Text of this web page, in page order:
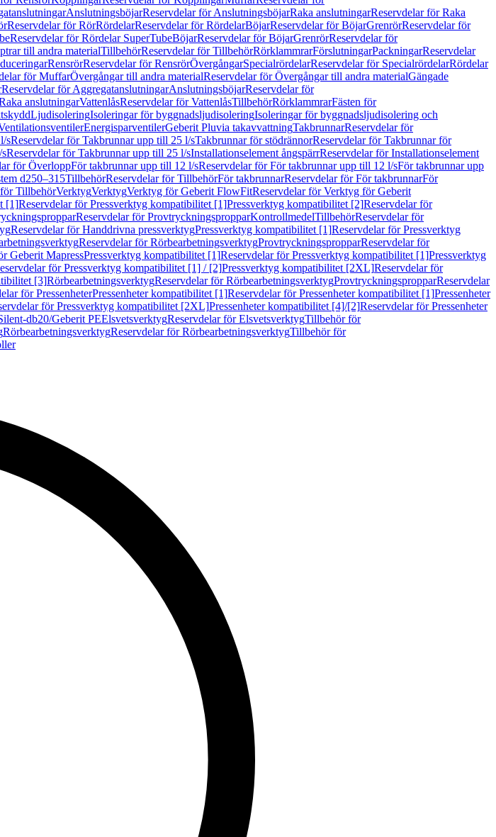
AnslutningsböjarReservdelar för AnslutningsböjarRaka anslutningarReservdelar för Raka
Reservdelar för RörRördelarReservdelar för RördelarBöjarReservdelar för BöjarGrenrörReservdelar för
Reservdelar för Rördelar SuperTubeBöjarReservdelar för BöjarGrenrörReservdelar för
till andra materialTillbehörReservdelar för TillbehörRörklammrarFörslutningarPackningarReservdelar
RensrörReservdelar för RensrörÖvergångarSpecialrördelarReservdelar för SpecialrördelarRördelar
för MuffarÖvergångar till andra materialReservdelar för Övergångar till andra materialGängade
Reservdelar för AggregatanslutningarAnslutningsböjarReservdelar för
anslutningarVattenlåsReservdelar för VattenlåsTillbehörRörklammrarFästen för
LjudisoleringIsoleringar för byggnadsljudisoleringIsoleringar för byggnadsljudisolering och
EnergisparventilerGeberit Pluvia takavvattningTakbrunnarReservdelar för
sReservdelar för Takbrunnar upp till 25 l/sTakbrunnar för stödrännorReservdelar för Takbrunnar för
Reservdelar för Takbrunnar upp till 25 l/sInstallationselement ångspärrReservdelar för Installationselement
för ÖverloppFör takbrunnar upp till 12 l/sReservdelar för För takbrunnar upp till 12 l/sFör takbrunnar upp
d250–315TillbehörReservdelar för TillbehörFör takbrunnarReservdelar för För takbrunnarFör
TillbehörVerktygVerktygVerktyg för Geberit FlowFitReservdelar för Verktyg för Geberit
[1]Reservdelar för Pressverktyg kompatibilitet [1]Pressverktyg kompatibilitet [2]Reservdelar för
Reservdelar för ProvtryckningspropparKontrollmedelTillbehörReservdelar för
Reservdelar för Handdrivna pressverktygPressverktyg kompatibilitet [1]Reservdelar för Pressverktyg
Reservdelar för RörbearbetningsverktygProvtryckningspropparReservdelar för
Geberit MapressPressverktyg kompatibilitet [1]Reservdelar för Pressverktyg kompatibilitet [1]Pressverktyg
för Pressverktyg kompatibilitet [1] / [2]Pressverktyg kompatibilitet [2XL]Reservdelar för
[3]RörbearbetningsverktygReservdelar för RörbearbetningsverktygProvtryckningspropparReservdelar
för PressenheterPressenheter kompatibilitet [1]Reservdelar för Pressenheter kompatibilitet [1]Pressenheter
för Pressverktyg kompatibilitet [2XL]Pressenheter kompatibilitet [4]/[2]Reservdelar för Pressenheter
db20/Geberit PEElsvetsverktygReservdelar för ElsvetsverktygTillbehör för
RörbearbetningsverktygReservdelar för RörbearbetningsverktygTillbehör för